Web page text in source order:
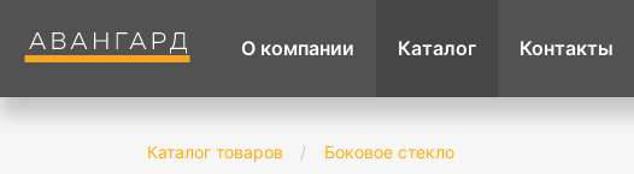
О компании Каталог Контакты
Каталог товаров / Боковое стекло